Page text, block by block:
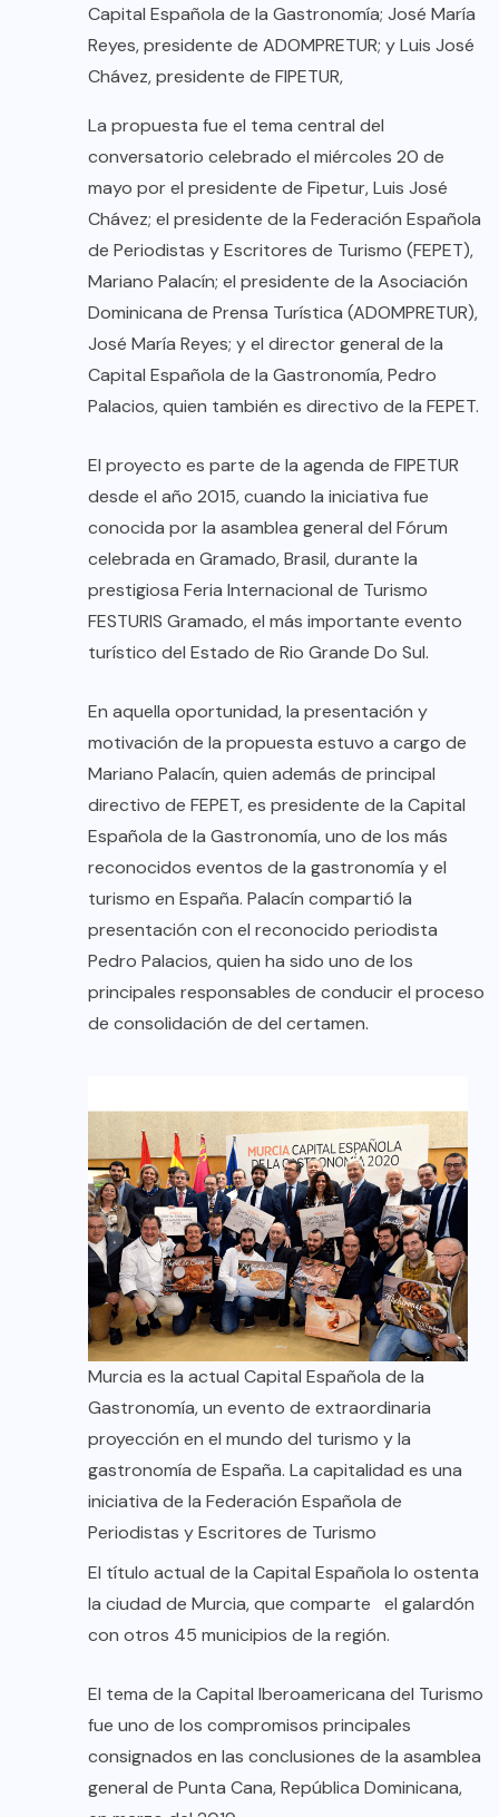
Capital Española de la Gastronomía; José María
Reyes, presidente de ADOMPRETUR; y Luis José
Chávez, presidente de FIPETUR,
La propuesta fue el tema central del
conversatorio celebrado el miércoles 20 de
mayo por el presidente de Fipetur, Luis José
Chávez; el presidente de la Federación Española
de Periodistas y Escritores de Turismo (FEPET),
Mariano Palacín; el presidente de la Asociación
Dominicana de Prensa Turística (ADOMPRETUR),
José María Reyes; y el director general de la
Capital Española de la Gastronomía, Pedro
Palacios, quien también es directivo de la FEPET.
El proyecto es parte de la agenda de FIPETUR
desde el año 2015, cuando la iniciativa fue
conocida por la asamblea general del Fórum
celebrada en Gramado, Brasil, durante la
prestigiosa Feria Internacional de Turismo
FESTURIS Gramado, el más importante evento
turístico del Estado de Rio Grande Do Sul.
En aquella oportunidad, la presentación y
motivación de la propuesta estuvo a cargo de
Mariano Palacín, quien además de principal
directivo de FEPET, es presidente de la Capital
Española de la Gastronomía, uno de los más
reconocidos eventos de la gastronomía y el
turismo en España. Palacín compartió la
presentación con el reconocido periodista
Pedro Palacios, quien ha sido uno de los
principales responsables de conducir el proceso
de consolidación de del certamen.
Murcia es la actual Capital Española de la
Gastronomía, un evento de extraordinaria
proyección en el mundo del turismo y la
gastronomía de España. La capitalidad es una
iniciativa de la Federación Española de
Periodistas y Escritores de Turismo
El título actual de la Capital Española lo ostenta
la ciudad de Murcia, que comparte el galardón
con otros 45 municipios de la región.
El tema de la Capital Iberoamericana del Turismo
fue uno de los compromisos principales
consignados en las conclusiones de la asamblea
general de Punta Cana, República Dominicana,